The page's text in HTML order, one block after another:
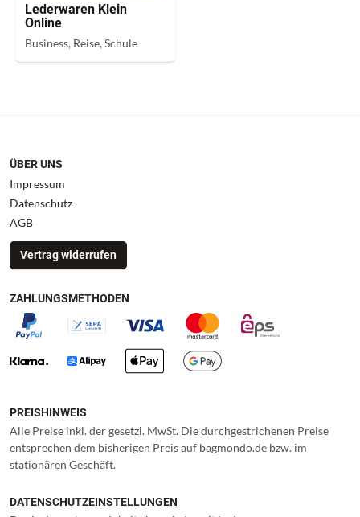
Lederwaren Klein
Online
Business, Reise, Schule
ÜBER UNS
Impressum
Datenschutz
AGB
Vertrag widerrufen
ZAHLUNGSMETHODEN
PREISHINWEIS
Alle Preise inkl. der gesetzl. MwSt. Die durchgestrichenen Preise
entsprechen dem bisherigen Preis auf bagmondo.de bzw. im
stationären Geschäft.
DATENSCHUTZEINSTELLUNGEN